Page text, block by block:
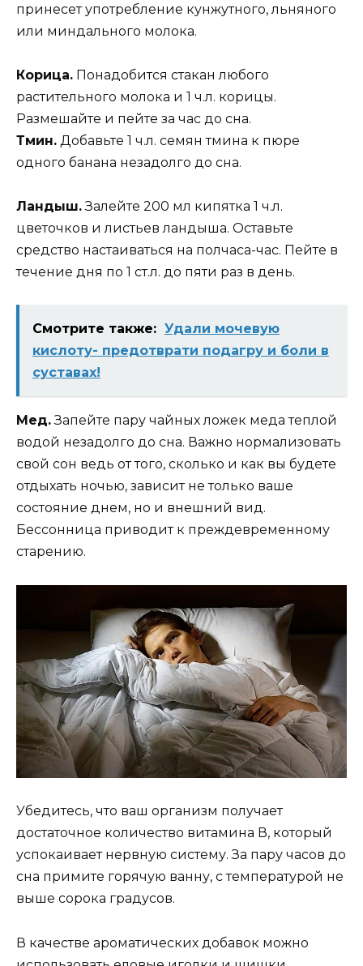
принесет употребление кунжутного, льняного
или миндального молока.
Корица. Понадобится стакан любого
растительного молока и 1 ч.л. корицы.
Размешайте и пейте за час до сна.
Тмин. Добавьте 1 ч.л. семян тмина к пюре
одного банана незадолго до сна.
Ландыш.Залейте 200 мл кипятка 1 ч.л.
цветочков и листьев ландыша. Оставьте
средство настаиваться на полчаса-час. Пейте в
течение дня по 1 ст.л. до пяти раз в день.
Смотрите также: Удали мочевую
кислоту- предотврати подагру и боли в
суставах!
Мед.Запейте пару чайных ложек меда теплой
водой незадолго до сна. Важно нормализовать
свой сон ведь от того, сколько и как вы будете
отдыхать ночью, зависит не только ваше
состояние днем, но и внешний вид.
Бессонница приводит к преждевременному
старению.
Убедитесь, что ваш организм получает
достаточное количество витамина В, который
успокаивает нервную систему. За пару часов до
сна примите горячую ванну, с температурой не
выше сорока градусов.
В качестве ароматических добавок можно